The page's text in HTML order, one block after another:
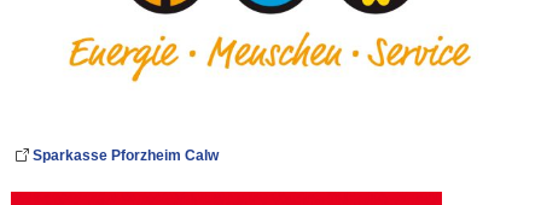
Sparkasse Pforzheim Calw